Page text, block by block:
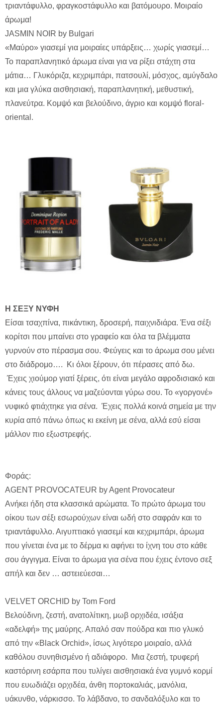
τριαντάφυλλο, φραγκοστάφυλλο και βατόμουρο. Μοιραίο
άρωμα!
JASMIN NOIR by Bulgari
«Μαύρο» γιασεμί για μοιραίες υπάρξεις… χωρίς γιασεμί…
Το παραπλανητικό άρωμα είναι για να ρίξει στάχτη στα
μάτια… Γλυκόριζα, κεχριμπάρι, πατσουλί, μόσχος, αμύγδαλο
και μια γλύκα αισθησιακή, παραπλανητική, μεθυστική,
πλανεύτρα. Κομψό και βελούδινο, άγριο και κομψό floral-
oriental.
H ΣΕΞΥ ΝΥΦΗ
Είσαι τσαχπίνα, πικάντικη, δροσερή, παιχνιδιάρα. Ένα σέξι
κορίτσι που μπαίνει στο γραφείο και όλα τα βλέμματα
γυρνούν στο πέρασμα σου. Φεύγεις και το άρωμα σου μένει
στο διάδρομο…. Κι όλοι ξέρουν, ότι πέρασες από δω.
Έχεις χιούμορ γιατί ξέρεις, ότι είναι μεγάλο αφροδισιακό και
κάνεις τους άλλους να μαζεύονται γύρω σου. Το «γοργονέ»
νυφικό φτιάχτηκε για σένα. Έχεις πολλά κοινά σημεία με την
κυρία από πάνω όπως κι εκείνη με σένα, αλλά εσύ είσαι
μάλλον πιο εξωστρεφής.
Φοράς:
AGENT PROVOCATEUR by Agent Provocateur
Ανήκει ήδη στα κλασσικά αρώματα. To πρώτο άρωμα του
οίκου των σέξι εσωρούχων είναι ωδή στο σαφράν και το
τριαντάφυλλο. Αιγυπτιακό γιασεμί και κεχριμπάρι, άρωμα
που γίνεται ένα με το δέρμα κι αφήνει το ίχνη του στο κάθε
σου άγγιγμα. Είναι το άρωμα για σένα που έχεις έντονο σεξ
απήλ και δεν … αστειεύεσαι…
VELVET ORCHID by Tom Ford
Βελούδινη, ζεστή, ανατολίτικη, μωβ ορχιδέα, ισάξια
«αδελφή» της μαύρης. Απαλό σαν πούδρα και πιο γλυκό
από την «Black Orchid», ίσως λιγότερο μοιραίο, αλλά
καθόλου συνηθισμένο ή αδιάφορο. Μια ζεστή, τρυφερή
καστόρινη εσάρπα που τυλίγει αισθησιακά ένα γυμνό κορμί
που ευωδιάζει ορχιδέα, άνθη πορτοκαλιάς, μανόλια,
υάκυνθο, νάρκισσο. Το λάβδανο, το σανδαλόξυλο και το